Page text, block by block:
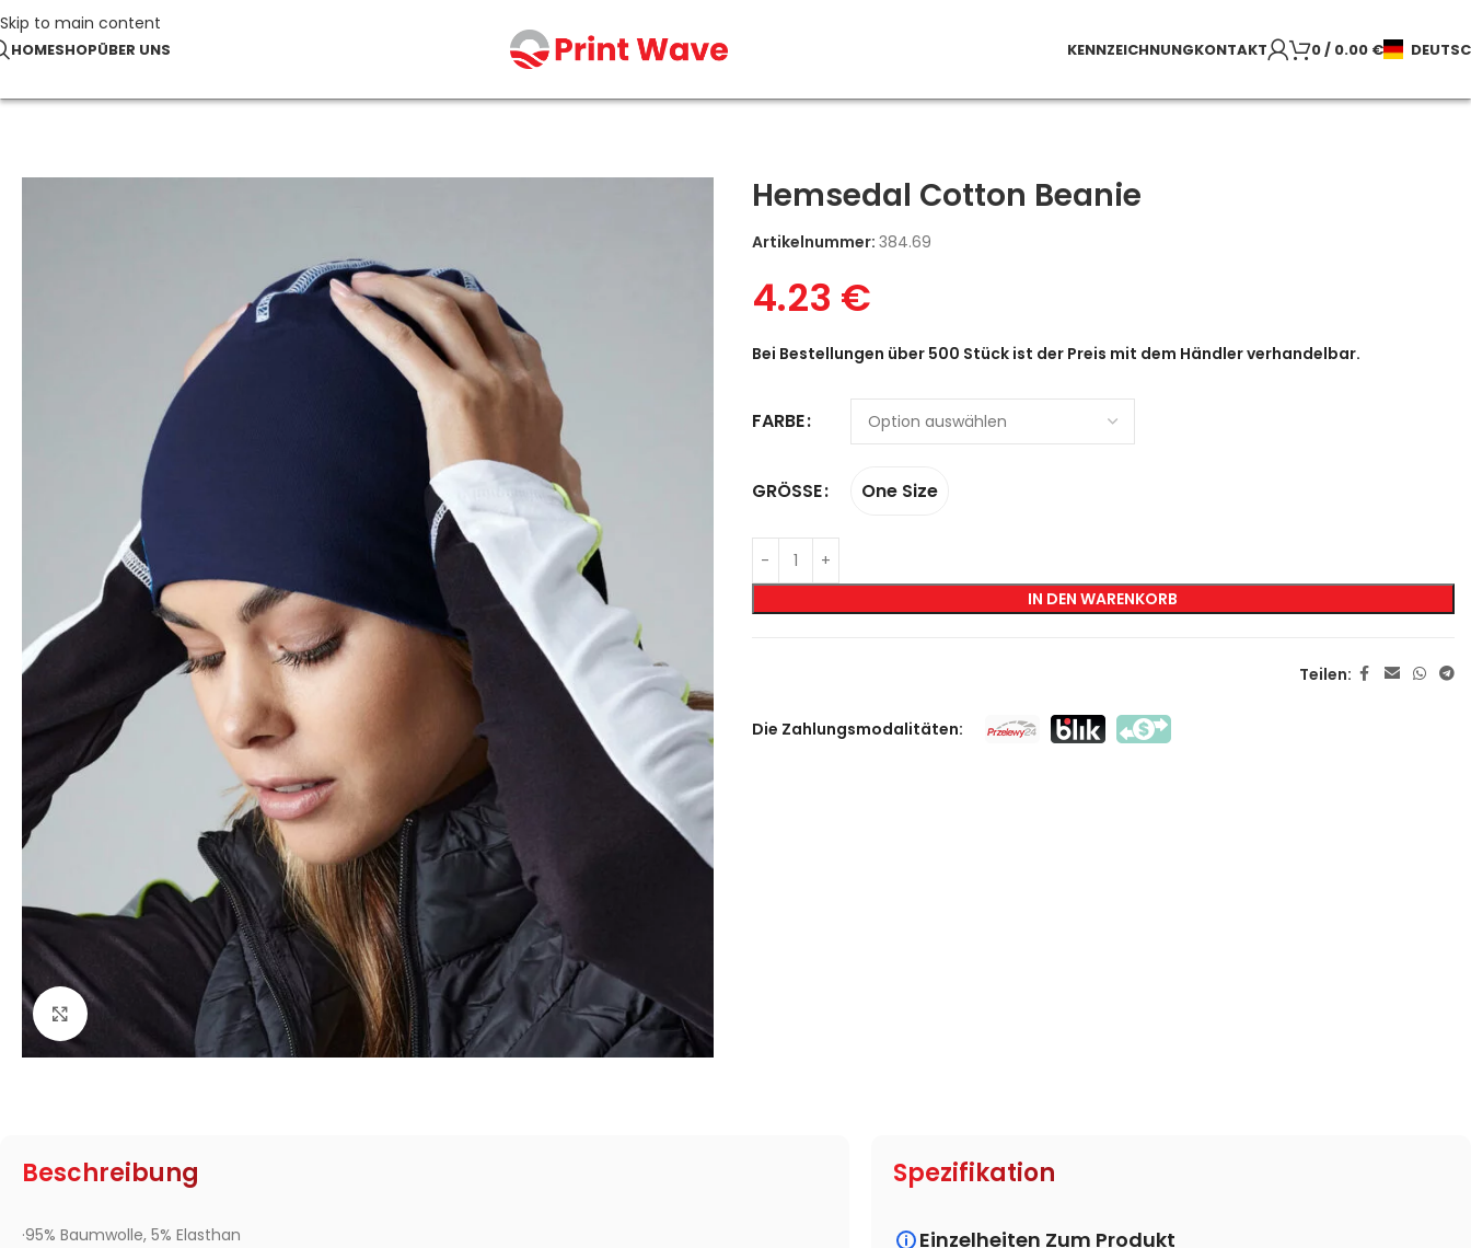
Skip to main content
HOMESHOPÜBER UNS KENNZEICHNUNG
Transfer-Siebdruck
Flex / Flock
KONTAKT 0/ 0.00 €
Zum Vergrößern klicken
Hemsedal Cotton Beanie
Artikelnummer: 384.69
4.23 €
Bei Bestellungen über 500 Stück ist der Preis mit dem Händler verhandelbar.
FARBE
GRÖSSE One Size
IN DEN WARENKORB
Teilen:
Die Zahlungsmodalitäten:
Beschreibung
·95% Baumwolle, 5% Elasthan
Spezifikation
Einzelheiten Zum Produkt